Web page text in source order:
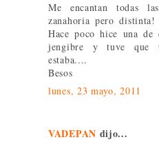
Me encantan todas
zanahoria pero
Hace poco hice una de
jengibre y tuve que
estaba....
Besos
lunes, 23 mayo, 2011
VADEPAN dijo...